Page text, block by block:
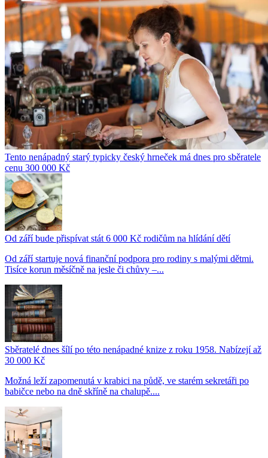
Tento nenápadný starý typicky český hrneček má dnes pro sběratele
cenu 300 000 Kč
Od září bude přispívat stát 6 000 Kč rodičům na hlídání dětí
Od září startuje nová finanční podpora pro rodiny s malými dětmi.
Tisíce korun měsíčně na jesle či chůvy –...
Sběratelé dnes šílí po této nenápadné knize z roku 1958. Nabízejí až
30 000 Kč
Možná leží zapomenutá v krabici na půdě, ve starém sekretáři po
babičce nebo na dně skříně na chalupě....